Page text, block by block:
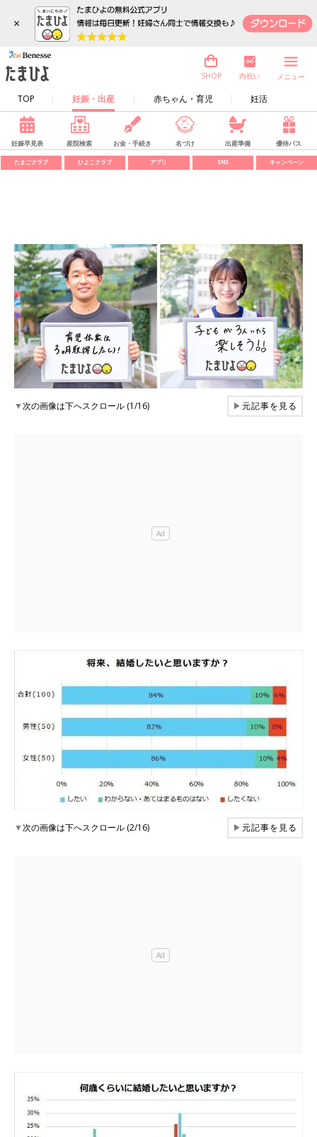
×
TOP 妊娠・出産 赤ちゃん・育児 妊活
SHOP 内祝い メニュー
妊娠早見表 産院検索 お金・手続き 名づけ 出産準備 優待パス
たまごクラブ ひよこクラブ アプリ SNS キャンペーン
▼次の画像は下へスクロール (1/16) ▶元記事を見る
▼次の画像は下へスクロール (2/16) ▶元記事を見る